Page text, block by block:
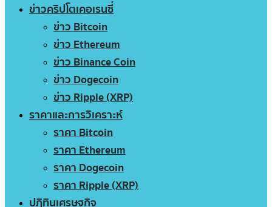
ข่าวคริปโตเคอเรนซี่
ข่าว Bitcoin
ข่าว Ethereum
ข่าว Binance Coin
ข่าว Dogecoin
ข่าว Ripple (XRP)
ราคาและการวิเคราะห์
ราคา Bitcoin
ราคา Ethereum
ราคา Dogecoin
ราคา Ripple (XRP)
ปฏิทินเศรษฐกิจ